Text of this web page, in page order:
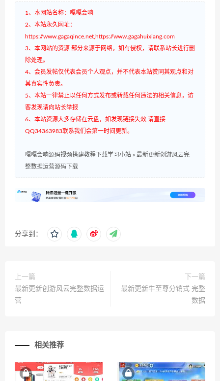
1、本网站名称：嘎嘎会响
2、本站永久网址：
https://www.gagaqince.net,https://www.gagahuixiang.com
3、本网站的资源 部分来源于网络，如有侵权，请联系站长进行删
除处理。
4、会员发帖仅代表会员个人观点，并不代表本站赞同其观点和对
其真实性负责。
5、本站一律禁止以任何方式发布或转载任何违法的相关信息，访
客发现请向站长举报
6、本站资源大多存储在云盘，如发现链接失效 请直接
QQ34363983联系我们会第一时间更新。
嘎嘎会响源码视频搭建教程下载学习小站 » 最新更新创游风云完
整数据运营源码下载
分享到：
上一篇
最新更新创游风云完整数据运
营
下一篇
最新更新牛至尊分销式 完整
数据
相关推荐